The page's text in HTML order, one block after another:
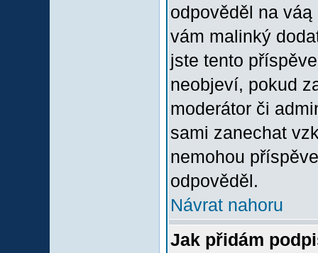
odpověděl na
vám malinký
jste tento
neobjeví, pokud
moderátor či
sami zanechat
nemohou
odpověděl.
Návrat nahoru
Jak přidám